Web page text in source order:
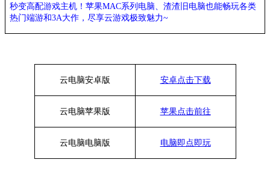
秒变高配游戏主机 ！苹果MAC系列电脑、渣渣旧电脑也能畅玩各类
热门端游和3A大作， 尽享云游戏极致魅力~
云电脑安卓版 安卓点击下载
云电脑苹果版 苹果点击前往
云电脑电脑版 电脑即点即玩